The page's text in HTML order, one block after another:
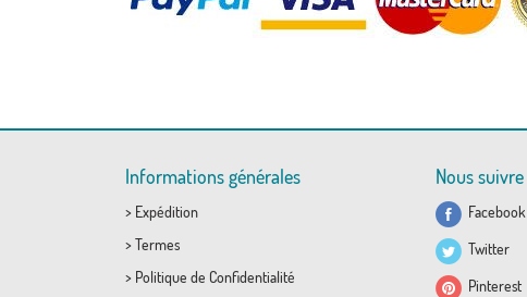
Informations générales
> Expédition
> Termes
> Politique de Confidentialité
Nous suivre
Facebook
Twitter
Pinterest